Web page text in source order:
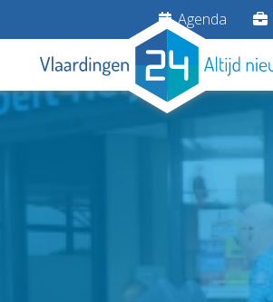
Agenda